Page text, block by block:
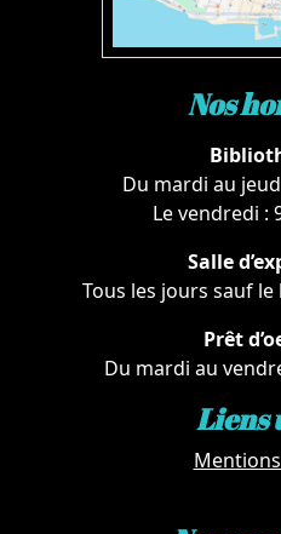
Nos
Du mardi au
Le vendredi :
Salle
Tous les jours sauf le
Prêt
Du mardi au
Liens